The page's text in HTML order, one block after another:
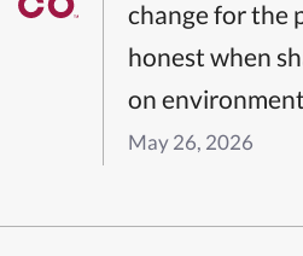
change for the
honest when
on
May 26, 2026